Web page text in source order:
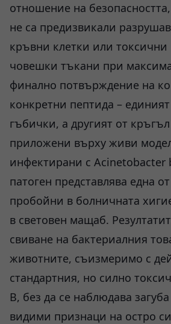
отношение на
не са предизвикали
кръвни клетки или
човешки тъкани при
финално потвърждение на
конкретни пептида –
гъбички, а другият от
приложени върху живи
инфектирани с Acinetobacter
патоген представлява една
пробойни в болничната
в световен мащаб.
свиване на бактериалния
животните, съизмеримо с
стандартния, но силно
B, без да се наблюдава
видими признаци на остро